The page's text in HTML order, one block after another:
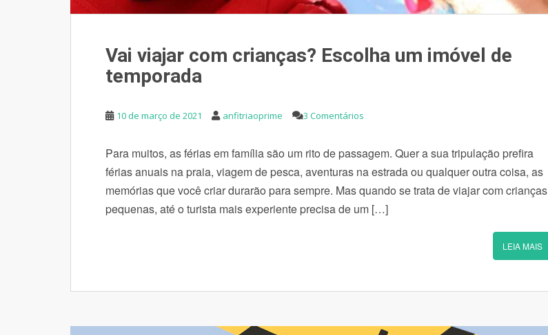
Vai viajar com crianças? Escolha um imóvel de
temporada
10 de março de 2021 anfitriaoprime 3 Comentários
Para muitos, as férias em família são um rito de passagem. Quer a sua tripulação prefira
férias anuais na praia, viagem de pesca, aventuras na estrada ou qualquer outra coisa, as
memórias que você criar durarão para sempre. Mas quando se trata de viajar com crianças
pequenas, até o turista mais experiente precisa de um […]
LEIA MAIS